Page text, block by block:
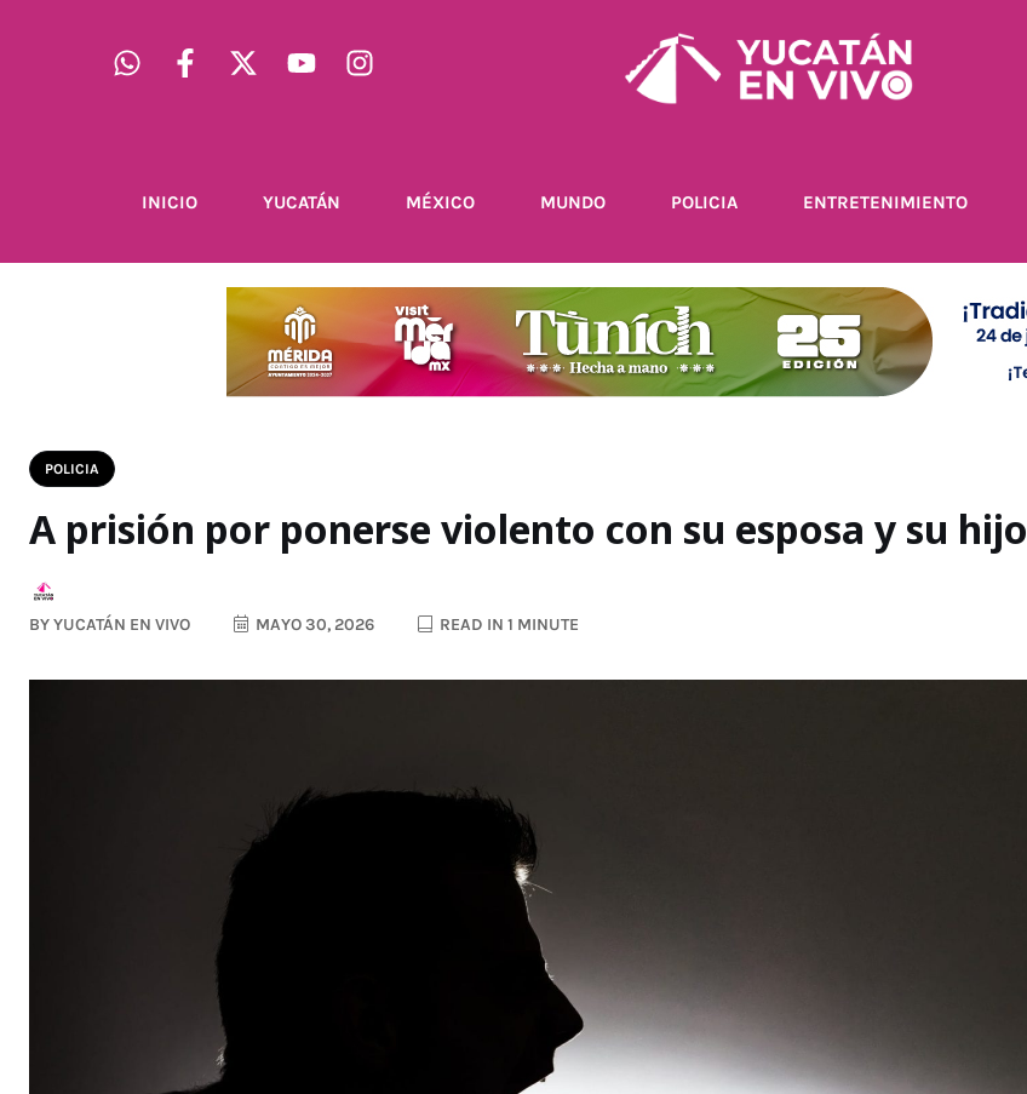
INICIO YUCATÁN MÉXICO MUNDO POLICIA ENTRETENIMIENTO
POLICIA
A prisión por ponerse violento con su esposa y su hijo
BYYUCATÁN EN VIVO MAYO 30, 2026 READ IN 1 MINUTE